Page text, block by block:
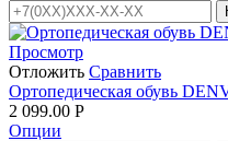
Просмотр
Отложить Сравнить
Ортопедическая обувь
2 099.00 Р
Опции